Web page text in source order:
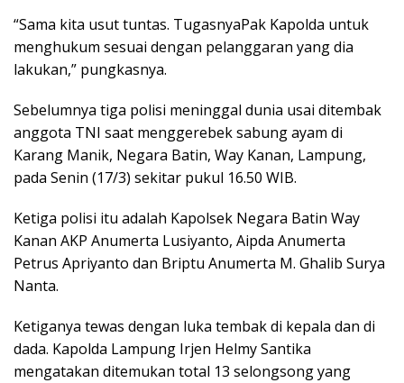
“Sama kita usut tuntas. TugasnyaPak Kapolda untuk
menghukum sesuai dengan pelanggaran yang dia
lakukan,” pungkasnya.
Sebelumnya tiga polisi meninggal dunia usai ditembak
anggota TNI saat menggerebek sabung ayam di
Karang Manik, Negara Batin, Way Kanan, Lampung,
pada Senin (17/3) sekitar pukul 16.50 WIB.
Ketiga polisi itu adalah Kapolsek Negara Batin Way
Kanan AKP Anumerta Lusiyanto, Aipda Anumerta
Petrus Apriyanto dan Briptu Anumerta M. Ghalib Surya
Nanta.
Ketiganya tewas dengan luka tembak di kepala dan di
dada. Kapolda Lampung Irjen Helmy Santika
mengatakan ditemukan total 13 selongsong yang